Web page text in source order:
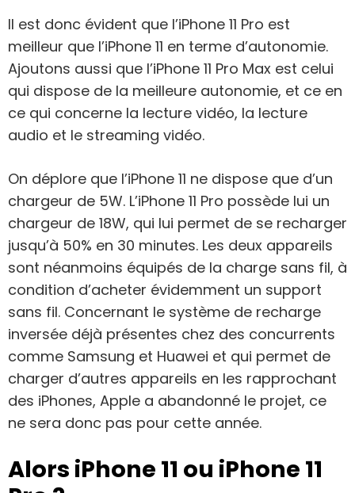
Il est donc évident que l’iPhone 11 Pro est
meilleur que l’iPhone 11 en terme d’autonomie.
Ajoutons aussi que l’iPhone 11 Pro Max est celui
qui dispose de la meilleure autonomie, et ce en
ce qui concerne la lecture vidéo, la lecture
audio et le streaming vidéo.
On déplore que l’iPhone 11 ne dispose que d’un
chargeur de 5W. L’iPhone 11 Pro possède lui un
chargeur de 18W, qui lui permet de se recharger
jusqu’à 50% en 30 minutes. Les deux appareils
sont néanmoins équipés de la charge sans fil, à
condition d’acheter évidemment un support
sans fil. Concernant le système de recharge
inversée déjà présentes chez des concurrents
comme Samsung et Huawei et qui permet de
charger d’autres appareils en les rapprochant
des iPhones, Apple a abandonné le projet, ce
ne sera donc pas pour cette année.
Alors iPhone 11 ou iPhone 11